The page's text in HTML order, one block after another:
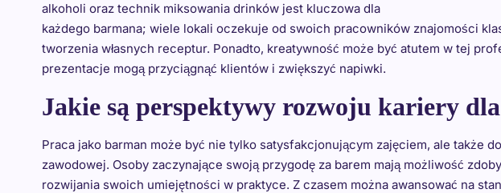
alkoholi oraz technik miksowania drinków jest kluczowa dla
każdego barmana; wiele lokali oczekuje od swoich pracowników znajomości
tworzenia własnych receptur. Ponadto, kreatywność może być atutem w tej
prezentacje mogą przyciągnąć klientów i zwiększyć napiwki.
Jakie są perspektywy rozwoju kariery
Praca jako barman może być nie tylko satysfakcjonującym zajęciem, ale także
zawodowej. Osoby zaczynające swoją przygodę za barem mają możliwość
rozwijania swoich umiejętności w praktyce. Z czasem można awansować na